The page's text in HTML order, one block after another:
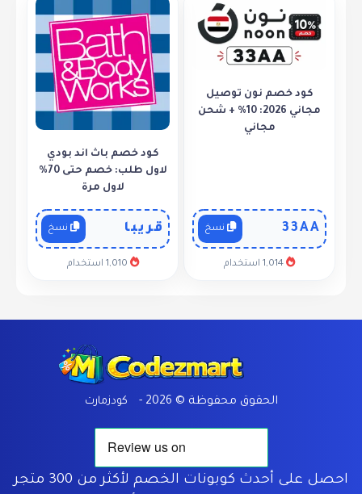
كود خصم نون توصيل
مجاني 2026: 10% + شحن
مجاني
33AA
كود خصم باث اند بودي
لاول طلب: خصم حتى 70%
لاول مرة
قريبا
Homeالحقوق محفوظة © 2026 - كودزمارت
احصل على أحدث كوبونات الخصم لأكثر من 300 متجر